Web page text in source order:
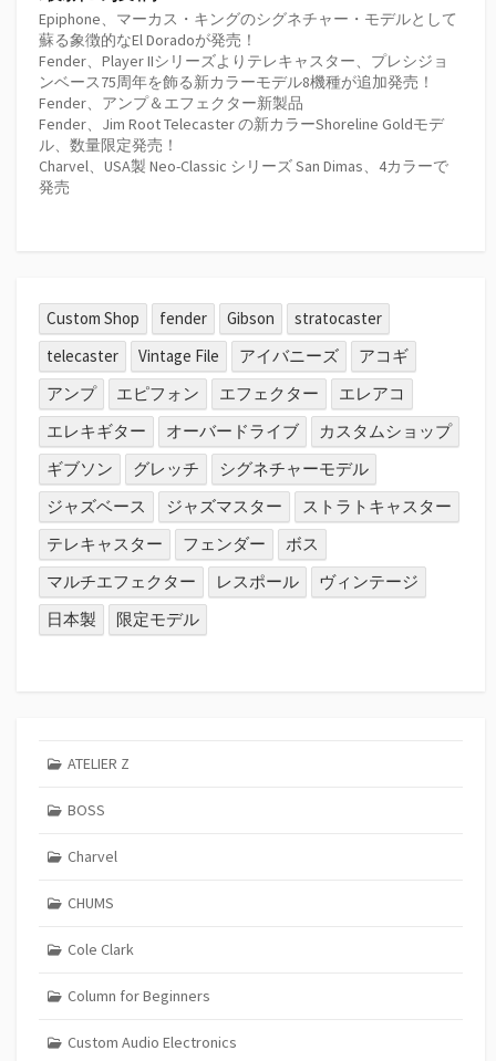
Epiphone、マーカス・キングのシグネチャー・モデルとして
蘇る象徴的なEl Doradoが発売！
Fender、Player IIシリーズよりテレキャスター、プレシジョ
ンベース75周年を飾る新カラーモデル8機種が追加発売！
Fender、アンプ＆エフェクター新製品
Fender、Jim Root Telecaster の新カラーShoreline Goldモデ
ル、数量限定発売！
Charvel、USA製 Neo-Classic シリーズ San Dimas、4カラーで
発売
Custom Shop fender Gibson
stratocaster
telecaster
Vintage File アイバニーズ
アコギ
アンプ
エピフォン エフェクター
エレアコ
エレキギター
オーバードライブ
カスタムショップ
ギブソン
グレッチ
シグネチャーモデル
ジャズベース
ジャズマスター
ストラトキャスター
テレキャスター
フェンダー
ボス
マルチエフェクター
レスポール
ヴィンテージ
日本製
限定モデル
ATELIER Z
BOSS
Charvel
CHUMS
Cole Clark
Column for Beginners
Custom Audio Electronics